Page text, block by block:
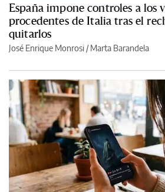
España impone controles a los
procedentes de Italia tras el
quitarlos
José Enrique Monrosi / Marta Barandela